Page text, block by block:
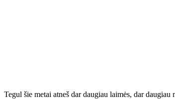
Tegul šie metai atneš dar daugiau laimės, dar